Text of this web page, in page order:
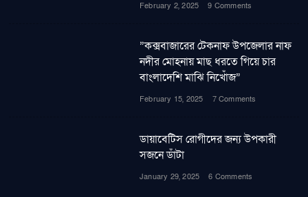
February 2, 2025 9 Comments
”কক্সবাজারের টেকনাফ উপজেলার নাফ
নদীর মোহনায় মাছ ধরতে গিয়ে চার
বাংলাদেশি মাঝি নিখোঁজ”
February 15, 2025 7 Comments
ডায়াবেটিস রোগীদের জন্য উপকারী
সজনে ডাঁটা
January 29, 2025 6 Comments